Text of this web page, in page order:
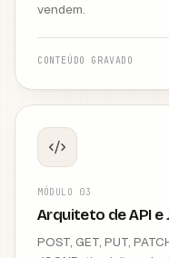
vendem.
CONTEÚDO GRAVADO
MÓDULO 03
Arquiteto de API e
POST, GET, PUT,